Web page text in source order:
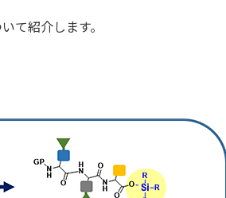
て紹介します。